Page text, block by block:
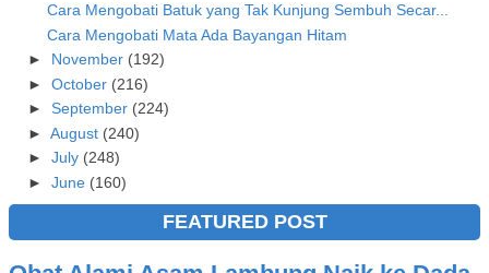
Cara Mengobati Batuk yang Tak Kunjung Sembuh Secar...
Cara Mengobati Mata Ada Bayangan Hitam
► November (192)
► October (216)
► September (224)
► August (240)
► July (248)
► June (160)
FEATURED POST